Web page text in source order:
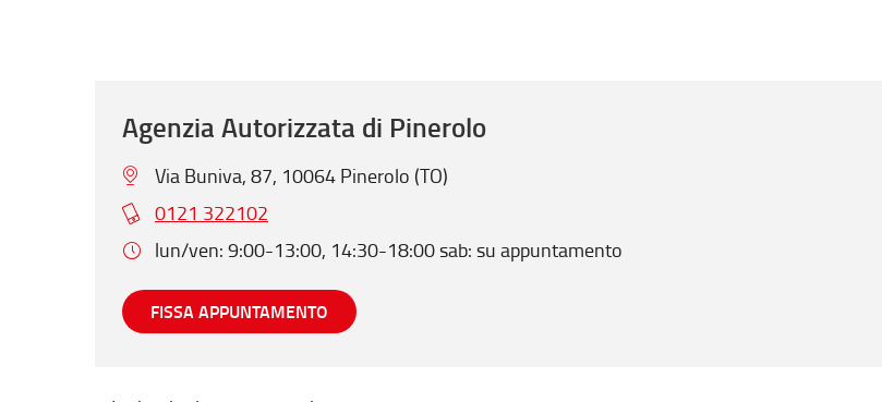
Agenzia Autorizzata di Pinerolo
Via Buniva, 87, 10064 Pinerolo (TO)
0121 322102
lun/ven: 9:00-13:00, 14:30-18:00 sab: su appuntamento
FISSA APPUNTAMENTO